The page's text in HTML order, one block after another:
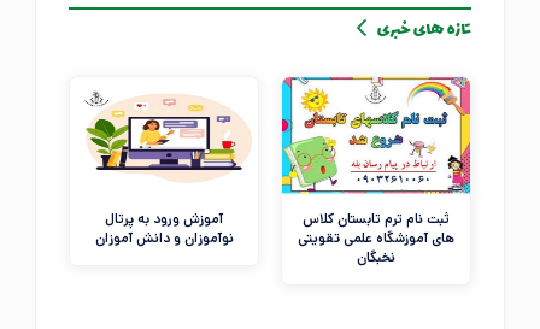
تازه های خبری
ثبت نام ترم تابستان کلاس
های آموزشگاه علمی تقویتی
نخبگان
آموزش ورود به پرتال
نوآموزان و دانش آموزان